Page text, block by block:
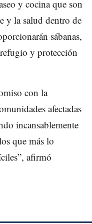
y cocina que son
y la salud dentro de
sábanas,
y protección
con la
afectadas
incansablemente
que más lo
afirmó